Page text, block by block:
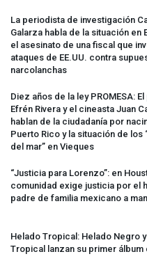
La periodista de investigación
Galarza habla de la situación en
el asesinato de una fiscal que
ataques de EE.UU. contra
narcolanchas
Diez años de la ley PROMESA:
Efrén Rivera y el cineasta Juan
hablan de la ciudadanía por
Puerto Rico y la situación de los
del mar” en Vieques
“Justicia para Lorenzo”: en
comunidad exige justicia por el
padre de familia mexicano a
Helado Tropical: Helado Negro y
Tropical lanzan su primer